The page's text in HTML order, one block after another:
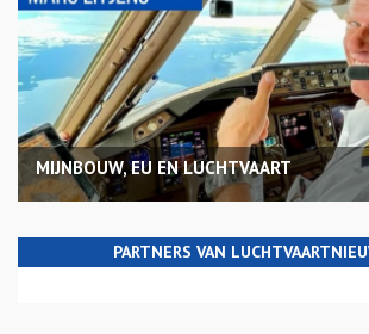
MIJNBOUW, EU EN LUCHTVAART
PARTNERS VAN